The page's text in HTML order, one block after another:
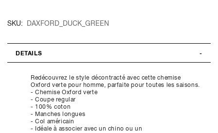
SKU DAXFORD_DUCK_GREEN
DETAILS
Redécouvrez le style décontracté avec cette chemise
Oxford verte pour homme, parfaite pour toutes les saisons.
- Chemise Oxford verte
- Coupe regular
- 100% coton
- Manches longues
- Col américain
- Idéale à associer avec un chino ou un